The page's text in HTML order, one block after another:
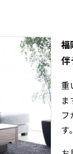
福
伴
重
ま
す